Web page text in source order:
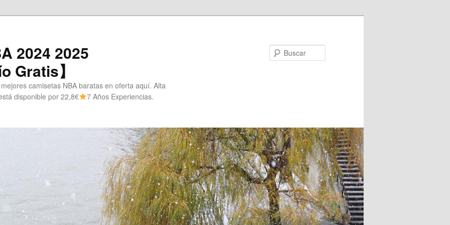
2024 2025
Gratis】
camisetas NBA baratas en oferta aquí. Alta
disponible por 22,8€
7 Años Experiencias.